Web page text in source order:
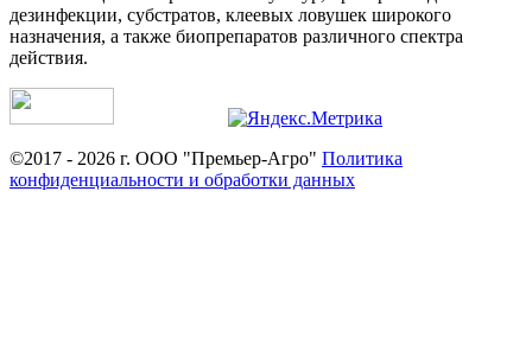
дезинфекции, субстратов, клеевых ловушек широкого
назначения, а также биопрепаратов различного спектра
действия.
©2017 - 2026 г. ООО "Премьер-Агро" Политика
конфиденциальности и обработки данных